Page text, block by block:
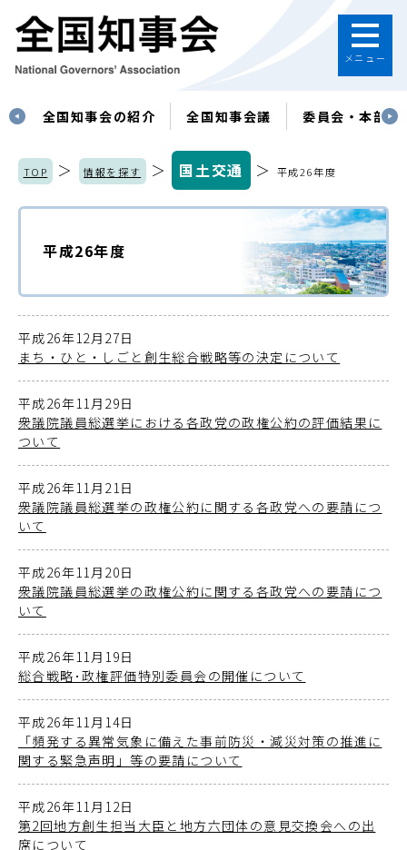
メニュー
全国知事会の紹介 全国知事会議 委員会・本部
TOP ＞ 情報を探す ＞ 国土交通 ＞ 平成26年度
平成26年度
平成26年12月27日
まち・ひと・しごと創生総合戦略等の決定について
平成26年11月29日
衆議院議員総選挙における各政党の政権公約の評価結果に
ついて
平成26年11月21日
衆議院議員総選挙の政権公約に関する各政党への要請につ
いて
平成26年11月20日
衆議院議員総選挙の政権公約に関する各政党への要請につ
いて
平成26年11月19日
総合戦略･政権評価特別委員会の開催について
平成26年11月14日
「頻発する異常気象に備えた事前防災・減災対策の推進に
関する緊急声明」等の要請について
平成26年11月12日
第2回地方創生担当大臣と地方六団体の意見交換会への出
席について